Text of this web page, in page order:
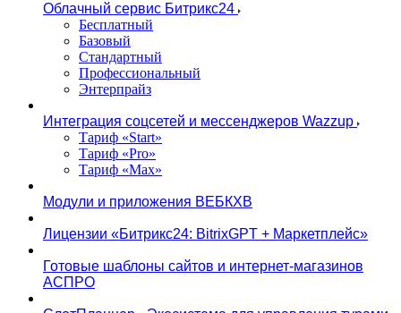
Облачный сервис Битрикс24
Бесплатный
Базовый
Стандартный
Профессиональный
Энтерпрайз
Интеграция соцсетей и мессенджеров Wazzup
Тариф «Start»
Тариф «Pro»
Тариф «Max»
Модули и приложения ВЕБКХВ
Лицензии «Битрикс24: BitrixGPT + Маркетплейс»
Готовые шаблоны сайтов и интернет-магазинов
АСПРО